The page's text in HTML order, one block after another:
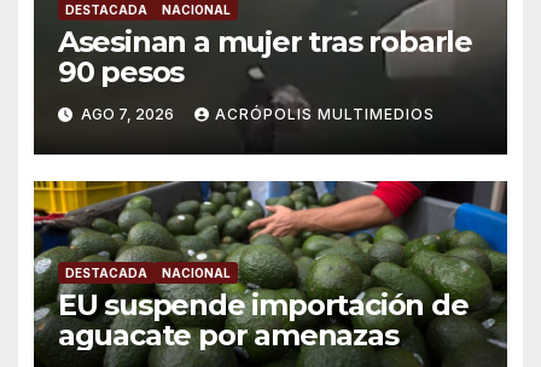
DESTACADA NACIONAL
Asesinan a mujer tras robarle
90 pesos
AGO 7, 2026 ACRÓPOLIS MULTIMEDIOS
DESTACADA NACIONAL
EU suspende importación de
aguacate por amenazas